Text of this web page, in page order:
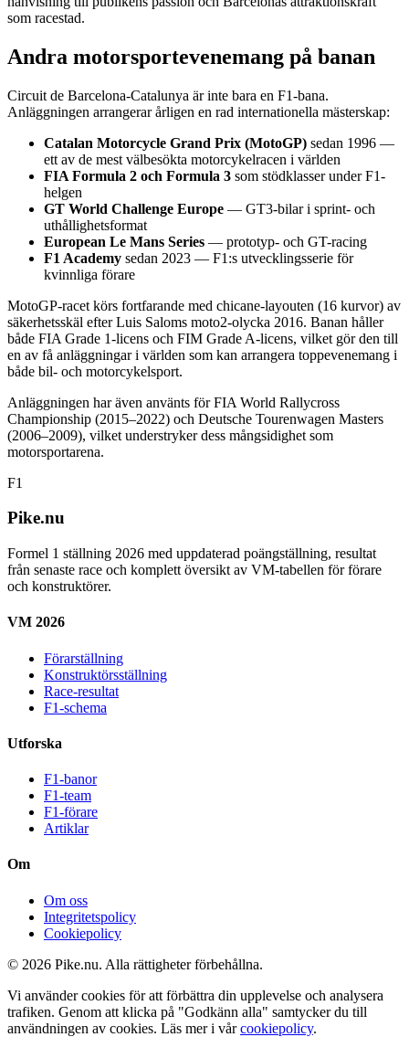
som racestad.
Andra motorsportevenemang på banan
Circuit de Barcelona-Catalunya är inte bara en F1-bana.
Anläggningen arrangerar årligen en rad internationella mästerskap:
Catalan Motorcycle Grand Prix (MotoGP) sedan 1996 —
ett av de mest välbesökta motorcykelracen i världen
FIA Formula 2 och Formula 3 som stödklasser under F1-
helgen
GT World Challenge Europe — GT3-bilar i sprint- och
uthållighetsformat
European Le Mans Series — prototyp- och GT-racing
F1 Academy sedan 2023 — F1:s utvecklingsserie för
kvinnliga förare
MotoGP-racet körs fortfarande med chicane-layouten (16 kurvor) av
säkerhetsskäl efter Luis Saloms moto2-olycka 2016. Banan håller
både FIA Grade 1-licens och FIM Grade A-licens, vilket gör den till
en av få anläggningar i världen som kan arrangera toppevenemang i
både bil- och motorcykelsport.
Anläggningen har även använts för FIA World Rallycross
Championship (2015–2022) och Deutsche Tourenwagen Masters
(2006–2009), vilket understryker dess mångsidighet som
motorsportarena.
F1
Pike.nu
Formel 1 ställning 2026 med uppdaterad poängställning, resultat
från senaste race och komplett översikt av VM-tabellen för förare
och konstruktörer.
VM 2026
Förarställning
Konstruktörsställning
Race-resultat
F1-schema
Utforska
F1-banor
F1-team
F1-förare
Artiklar
Om
Om oss
Integritetspolicy
Cookiepolicy
© 2026 Pike.nu. Alla rättigheter förbehållna.
Vi använder cookies för att förbättra din upplevelse och analysera
trafiken. Genom att klicka på "Godkänn alla" samtycker du till
användningen av cookies. Läs mer i vårcookiepolicy.